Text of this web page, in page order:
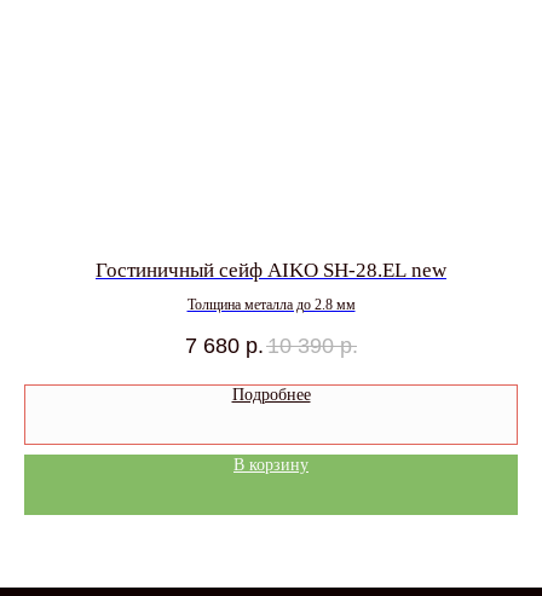
Гостиничный сейф AIKO SH-28.EL new
Толщина металла до 2.8 мм
7 680 р.10 390 р.
Подробнее
В корзину